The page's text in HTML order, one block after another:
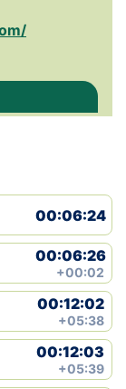
00:06:24
00:06:26
+00:02
00:12:02
+05:38
00:12:03
+05:39